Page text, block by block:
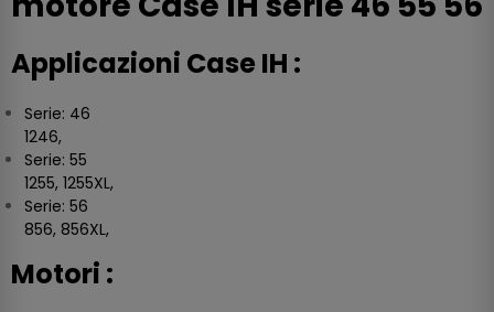
Applicazioni Case IH :
Serie: 46
1246,
Serie: 55
1255, 1255XL,
Serie: 56
856, 856XL,
Motori :